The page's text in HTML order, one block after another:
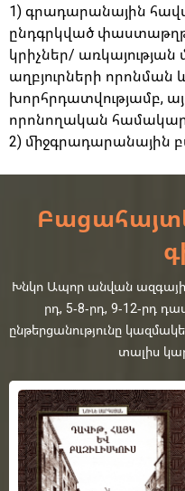
1) գրադարանային
ընդգրկված
կրիչներ/
աղբյուրների որոնման
խորհրդատվությամբ,
որոնողական
2) միջգրադարանային
Խնկո Ապոր անվան
րդ, 5-8-րդ, 9-12-րդ
ընթերցանությունը
տալիս